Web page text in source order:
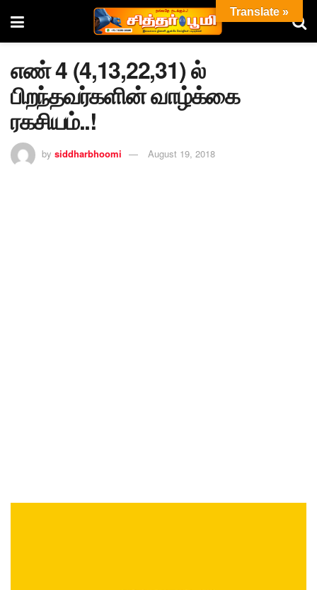
எண் 4 (4,13,22,31) ல்
பிறந்தவர்களின் வாழ்க்கை
ரகசியம்..!
by siddharbhoomi August 19, 2018
Translate »